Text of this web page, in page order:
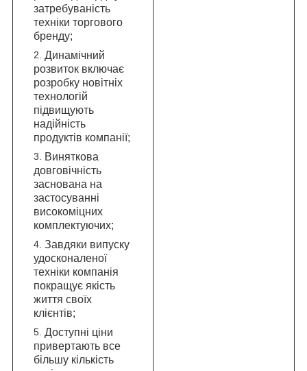
затребуваність
техніки торгового
бренду;
Динамічний
розвиток включає
розробку новітніх
технологій
підвищують
надійність
продуктів компанії;
Виняткова
довговічність
заснована на
застосуванні
високоміцних
комплектуючих;
Завдяки випуску
удосконаленої
техніки компанія
покращує якість
життя своїх
клієнтів;
Доступні ціни
привертають все
більшу кількість